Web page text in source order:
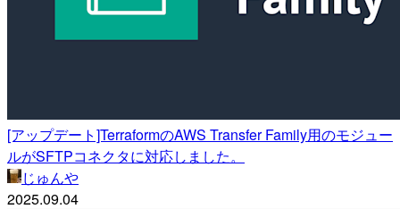
[アップデート]TerraformのAWS Transfer Family用のモジュー
ルがSFTPコネクタに対応しました。
じゅんや
2025.09.04